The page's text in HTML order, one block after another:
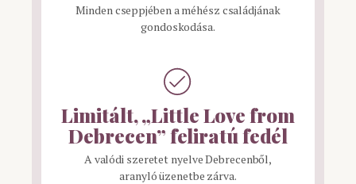
Minden cseppjében a méhész családjának
gondoskodása.
Limitált, „Little Love from
Debrecen” feliratú fedél
A valódi szeretet nyelve Debrecenből,
aranyló üzenetbe zárva.